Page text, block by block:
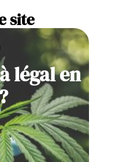
site
légal en